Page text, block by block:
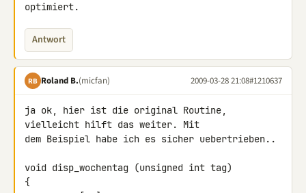
optimiert.
Antwort
RB Roland B.(micfan) 2009-03-28 21:08#1210637
ja ok, hier ist die original Routine,
vielleicht hilft das weiter. Mit
dem Beispiel habe ich es sicher uebertrieben..
void disp_wochentag (unsigned int tag)
{